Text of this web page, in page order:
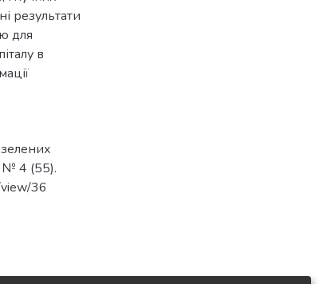
результати
для
в
№ 4 (55).
view/36